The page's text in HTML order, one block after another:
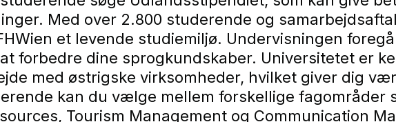
Med over 2.800 studerende og
et levende studiemiljø. Undervisningen
forbedre dine sprogkundskaber. Universitetet er
med østrigske virksomheder, hvilket giver dig
kan du vælge mellem forskellige fagområder
Tourism Management og Communication